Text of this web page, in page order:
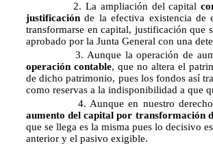
2. La ampliación del capital
justificación de la efectiva existencia
transformarse en capital, justificación que
aprobado por la Junta General con una
3. Aunque la operación de
operación contable, que no altera el
de dicho patrimonio, pues los fondos así
como reservas a la indisponibilidad a que
4. Aunque en nuestro
aumento del capital por transformación
que se llega es la misma pues lo decisivo
anterior y el pasivo exigible.